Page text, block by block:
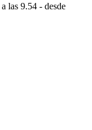
las 9.54 - desde